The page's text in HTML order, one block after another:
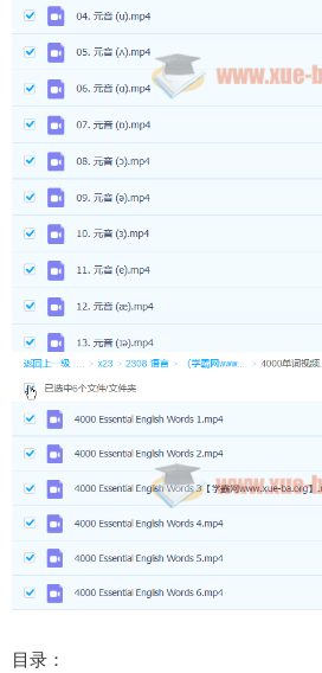
目录：